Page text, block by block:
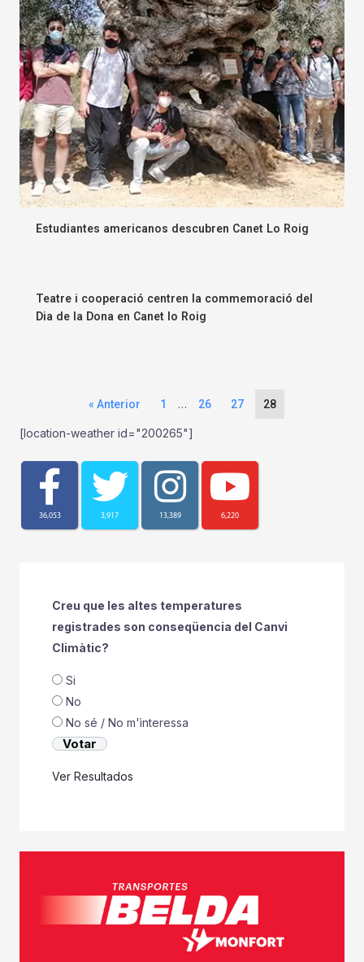
Estudiantes americanos descubren Canet Lo Roig
Teatre i cooperació centren la commemoració del
Dia de la Dona en Canet lo Roig
« Anterior 1 … 26 27 28
[location-weather id="200265"]
36,053 3,917 13,389 6,220
Creu que les altes temperatures
registrades son conseqüencia del Canvi
Climàtic?
Si
No
No sé / No m'ìnteressa
Ver Resultados